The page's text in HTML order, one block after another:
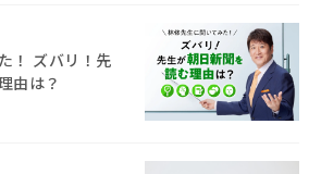
！ ズバリ！先
由は？